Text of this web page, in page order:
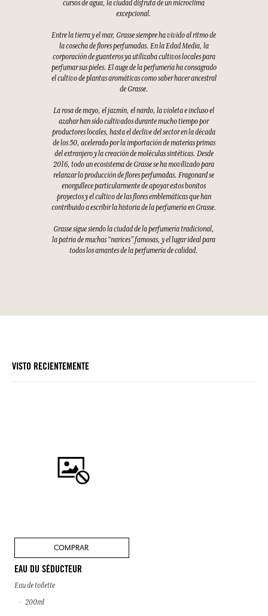
cursos de agua, la ciudad disfruta de un microclima
excepcional.
Entre la tierra y el mar, Grasse siempre ha vivido al ritmo de
la cosecha de flores perfumadas. En la Edad Media, la
corporación de guanteros ya utilizaba cultivos locales para
perfumar sus pieles. El auge de la perfumería ha consagrado
el cultivo de plantas aromáticas como saber hacer ancestral
de Grasse.
La rosa de mayo, el jazmín, el nardo, la violeta e incluso el
azahar han sido cultivados durante mucho tiempo por
productores locales, hasta el declive del sector en la década
de los 50, acelerado por la importación de materias primas
del extranjero y la creación de moléculas sintéticas. Desde
2016, todo un ecosistema de Grasse se ha movilizado para
relanzar la producción de flores perfumadas. Fragonard se
enorgullece particularmente de apoyar estos bonitos
proyectos y el cultivo de las flores emblemáticas que han
contribuido a escribir la historia de la perfumería en Grasse.
Grasse sigue siendo la ciudad de la perfumería tradicional,
la patria de muchas “narices” famosas, y el lugar ideal para
todos los amantes de la perfumería de calidad.
VISTO RECIENTEMENTE
COMPRAR
EAU DU SÉDUCTEUR
Eau de toilette
200ml